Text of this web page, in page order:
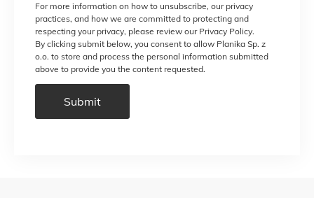
For more information on how to unsubscribe, our privacy
practices, and how we are committed to protecting and
respecting your privacy, please review our Privacy Policy.
By clicking submit below, you consent to allow Planika Sp. z
o.o. to store and process the personal information submitted
above to provide you the content requested.